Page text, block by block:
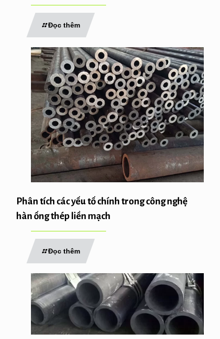
Đọc thêm
Phân tích các yếu tố chính trong công nghệ
hàn ống thép liền mạch
Đọc thêm